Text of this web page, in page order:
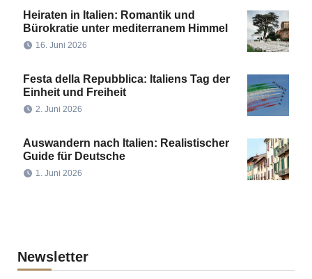
Heiraten in Italien: Romantik und
Bürokratie unter mediterranem Himmel
16. Juni 2026
Festa della Repubblica: Italiens Tag der
Einheit und Freiheit
2. Juni 2026
Auswandern nach Italien: Realistischer
Guide für Deutsche
1. Juni 2026
Newsletter